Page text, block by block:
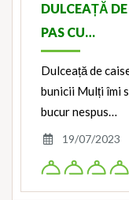
DULCEAȚĂ
PAS CU…
Dulceață de
bunicii Mulți îmi
bucur nespus…
19/07/2023